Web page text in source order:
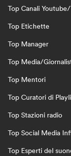
Top Canali
Top Etichette
Top Manager
Top Media/
Top Mentori
Top Curatori di
Top Stazioni radio
Top Social Media
Top Esperti del